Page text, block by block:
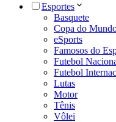
Esportes
Basquete
Copa do
eSports
Famosos do
Futebol
Futebol
Lutas
Motor
Tênis
Vôlei